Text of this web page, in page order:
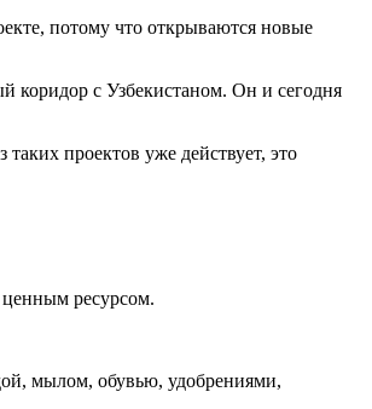
потому что открываются новые
коридор с Узбекистаном. Он и сегодня
проектов уже действует, это
ценным ресурсом.
мылом, обувью, удобрениями,